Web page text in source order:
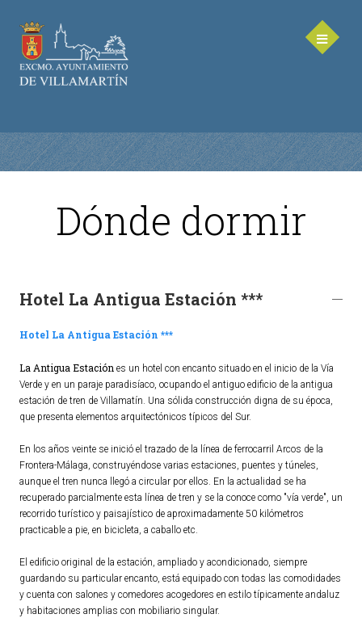
AYUNTAMIENTO
Corporación Municipal - Legislatura 2023-2027
Delegaciones Municipales
Ordenanzas Municipales
Servicios Municipales
SERVICIOS
Salud
Educación
Centros Sociales y Asistenciales
Medio Ambiente
Dónde dormir
Hotel La Antigua Estación ***
Hotel La Antigua Estación ***
La Antigua Estación es un hotel con encanto situado en el inicio de la Vía
Verde y en un paraje paradisíaco, ocupando el antiguo edificio de la antigua
estación de tren de Villamatín. Una sólida construcción digna de su época,
que presenta elementos arquitectónicos típicos del Sur.
En los años veinte se inició el trazado de la línea de ferrocarril Arcos de la
Frontera-Málaga, construyéndose varias estaciones, puentes y túneles,
aunque el tren nunca llegó a circular por ellos. En la actualidad se ha
recuperado parcialmente esta línea de tren y se la conoce como "vía verde", un
recorrido turístico y paisajístico de aproximadamente 50 kilómetros
practicable a pie, en bicicleta, a caballo etc.
El edificio original de la estación, ampliado y acondicionado, siempre
guardando su particular encanto, está equipado con todas las comodidades
y cuenta con salones y comedores acogedores en estilo típicamente andaluz
y habitaciones amplias con mobiliario singular.